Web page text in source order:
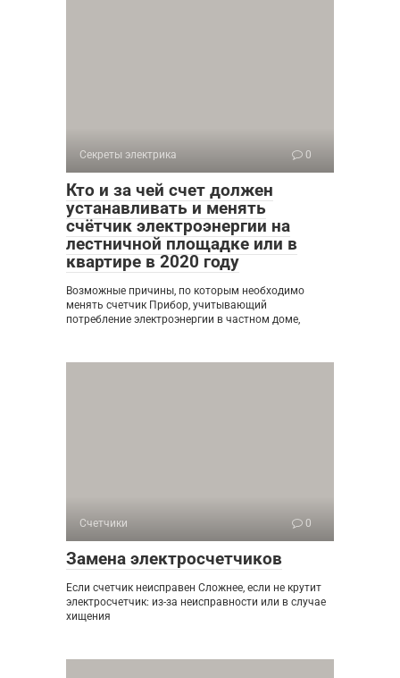
Секреты электрика 0
Кто и за чей счет должен
устанавливать и менять
счётчик электроэнергии на
лестничной площадке или в
квартире в 2020 году
Возможные причины, по которым необходимо
менять счетчик Прибор, учитывающий
потребление электроэнергии в частном доме,
Счетчики 0
Замена электросчетчиков
Если счетчик неисправен Сложнее, если не крутит
электросчетчик: из-за неисправности или в случае
хищения